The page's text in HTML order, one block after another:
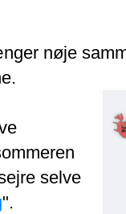
nøje
selve
".